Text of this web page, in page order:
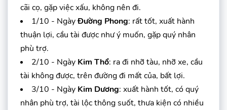
cãi cọ, gặp việc xấu, không nên đi.
1/10 - NgàyĐường Phong: rất tốt, xuất hành
thuận lợi, cầu tài được như ý muốn, gặp quý nhân
phù trợ.
2/10 - Ngày Kim Thổ: ra đi nhỡ tàu, nhỡ xe, cầu
tài không được, trên đường đi mất của, bất lợi.
3/10 - Ngày Kim Dương: xuất hành tốt, có quý
nhân phù trợ, tài lộc thông suốt, thưa kiện có nhiều